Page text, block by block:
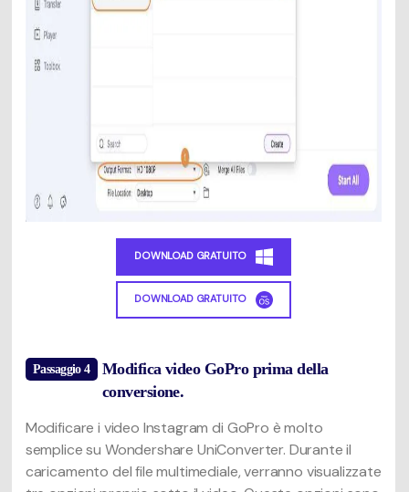
DOWNLOAD GRATUITO
DOWNLOAD GRATUITO
Passaggio 4
Modifica video GoPro prima della
conversione.
Modificare i video Instagram di GoPro è molto
semplice su Wondershare UniConverter. Durante il
caricamento del file multimediale, verranno visualizzate